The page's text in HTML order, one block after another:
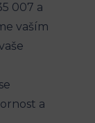
007 a
vaším